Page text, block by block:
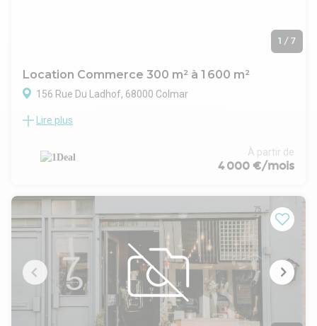
1 / 7
Location Commerce 300 m² à 1 600 m²
156 Rue Du Ladhof, 68000 Colmar
Locaux commerciaux idéalement situés au coeur de la zone
Les locaux commerciaux disponibles offrent une surface de
1.600 m2.
La situation du bien est privilégiée : excellente visibilité et
accessibilité sur axe très passant.
Entrée et sortie d'autoroute proches.
Tous commerces autorisés y compris activité de
restauration avec extraction.
Disponibilité : entre T4 2026 et T1 2027.
La zone commerciale du Ladhof se situe au nord de Colmar,
dans le quartier Saint-Antoine/Ladhof. Historiquement, cette
zone était à vocation industrielle et agricole, mais elle a
Lire plus
À partir de
4 000 €/mois